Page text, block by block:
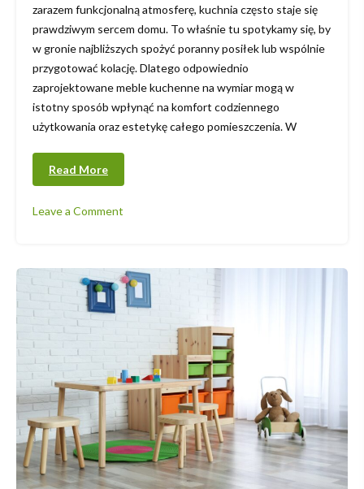
zarazem funkcjonalną atmosferę, kuchnia często staje się
prawdziwym sercem domu. To właśnie tu spotykamy się, by
w gronie najbliższych spożyć poranny posiłek lub wspólnie
przygotować kolację. Dlatego odpowiednio
zaprojektowane meble kuchenne na wymiar mogą w
istotny sposób wpłynąć na komfort codziennego
użytkowania oraz estetykę całego pomieszczenia. W
Read More
Leave a Comment
aranżacje
nowoczesnym
klasycznym
stylu